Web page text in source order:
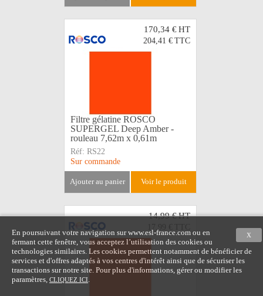
170,34 €HT
204,41 € TTC
Filtre gélatine ROSCO
SUPERGEL Deep Amber -
rouleau 7,62m x 0,61m
Réf: RS22
Sur commande
ajouter au panier voir le produit
14,99 €HT
X
En poursuivant votre navigation sur www.esl-france.com ou en
fermant cette fenêtre, vous acceptez l’utilisation des cookies ou
technologies similaires. Les cookies permettent notamment de bénéficier de
services et d'offres adaptés à vos centres d'intérêt ainsi que de sécuriser les
transactions sur notre site. Pour plus d'informations, gérer ou modifier les
paramètres, CLIQUEZ ICI.